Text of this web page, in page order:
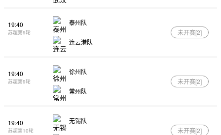
19:40
苏超第9轮
泰州队
连云港队
未开赛[2]
19:40
苏超第9轮
徐州队
常州队
未开赛[2]
19:40
苏超第10轮
无锡队
未开赛[2]